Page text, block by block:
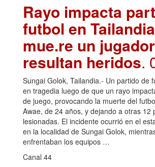
Rayo impacta
futbol en
mue.re un
resultan heridos.
Sungai Golok, Tailandia.- Un partido de
en tragedia luego de que un rayo
de juego, provocando la muerte del
Awae, de 24 años, y dejando a otras 12
lesionadas. El incidente ocurrió en el
en la localidad de Sungai Golok,
enfrentaban los equipos …
Canal 44